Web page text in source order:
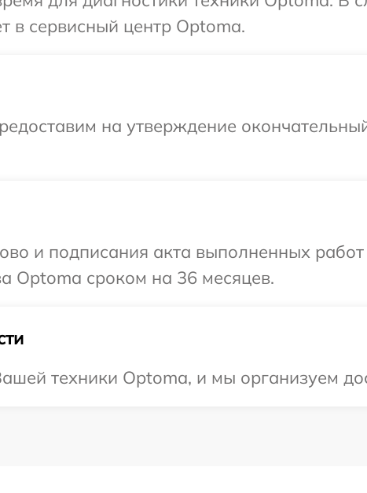
в сервисный центр Optoma.
на утверждение
и подписания акта выполненных
Optoma сроком на 36 месяцев.
техники Optoma, и мы организуем